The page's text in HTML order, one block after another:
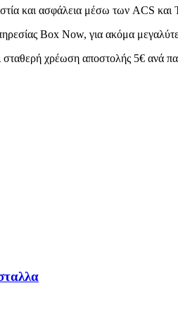
και ασφάλεια μέσω των ACS
Box Now, για ακόμα
σταθερή χρέωση αποστολής 5€ ανά